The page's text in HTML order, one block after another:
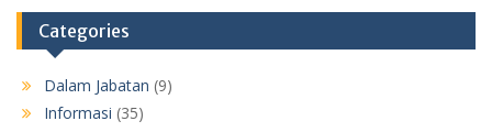
Categories
Dalam Jabatan (9)
Informasi (35)